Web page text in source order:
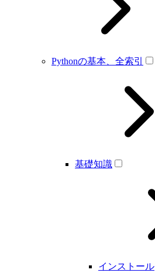
Pythonの基本、全索引
基礎知識
インストール